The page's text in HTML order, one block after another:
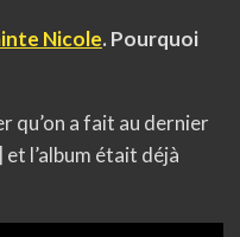
Nicole. Pourquoi
qu’on a fait au dernier
l’album était déjà